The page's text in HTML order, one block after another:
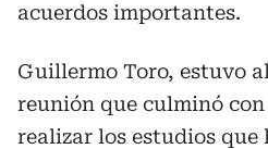
acuerdos importantes.
Guillermo Toro, estuvo
reunión que culminó con
realizar los estudios